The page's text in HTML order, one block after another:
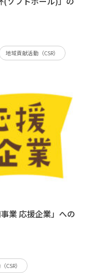
地域貢献活動（CSR）
業 応援企業」への
CSR）